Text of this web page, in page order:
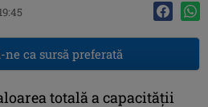
ne ca sursă preferată
totală a capacității